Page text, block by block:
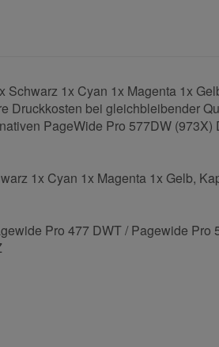
1x Cyan 1x Magenta 1x
bei gleichbleibender
PageWide Pro 577DW (973X)
1x Cyan 1x Magenta 1x Gelb,
Pro 477 DWT / Pagewide